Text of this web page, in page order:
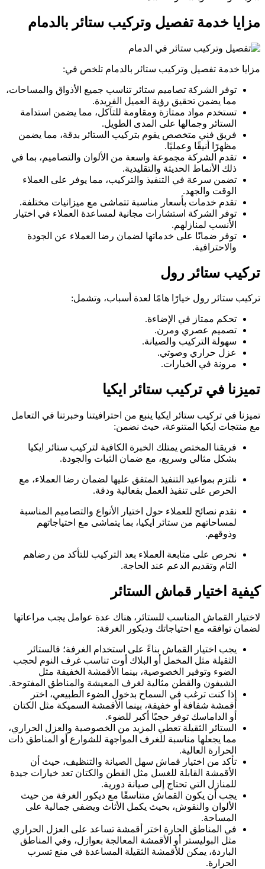
مزايا خدمة تفصيل وتركيب ستائر بالدمام
مزايا خدمة تفصيل وتركيب ستائر بالدمام تلخص في:
توفر الشركة تصاميم ستائر تناسب جميع الأذواق والمساحات،
مما يضمن تحقيق رؤية العميل الفريدة.
تستخدم مواد ممتازة ومقاومة للتآكل، مما يضمن استدامة
الستائر وجمالها على المدى الطويل.
فريق فني متخصص يقوم بتركيب الستائر بدقة، مما يضمن
مظهرًا أنيقًا وعمليًا.
تقدم الشركة مجموعة واسعة من الألوان والتصاميم، بما في
ذلك الأنماط الحديثة والتقليدية.
تضمن سرعة في التنفيذ والتركيب، مما يوفر على العملاء
الوقت والجهد.
تقدم خدمات بأسعار مناسبة تتماشى مع ميزانيات مختلفة.
توفر الشركة استشارات مجانية لمساعدة العملاء في اختيار
الأنسب لمنازلهم.
توفر ضمانًا على خدماتها لضمان رضا العملاء عن الجودة
والاحترافية.
تركيب ستائر رول
تركيب ستائر رول خيارًا هامًا لعدة أسباب، وتشمل:
تحكم ممتاز في الإضاءة.
تصميم عصري ومرن.
سهولة التركيب والصيانة.
عزل حراري وصوتي.
مرونة في الخيارات.
تميزنا في تركيب ستائر ايكيا
تميزنا في تركيب ستائر ايكيا ينبع من احترافيتنا وخبرتنا في التعامل
مع منتجات ايكيا المتنوعة، حيث نضمن:
فريقنا المختص يمتلك الخبرة الكافية لتركيب ستائر ايكيا
بشكل مثالي وسريع، مع ضمان الثبات والجودة.
نلتزم بمواعيد التنفيذ المتفق عليها لضمان رضا العملاء، مع
الحرص على تنفيذ العمل بفعالية ودقة.
نقدم نصائح للعملاء حول اختيار الأنواع والتصاميم المناسبة
لمساحاتهم من ستائر ايكيا، بما يتماشى مع احتياجاتهم
وذوقهم.
نحرص على متابعة العملاء بعد التركيب للتأكد من رضاهم
التام وتقديم الدعم عند الحاجة.
كيفية اختيار قماش الستائر
لاختيار القماش المناسب للستائر، هناك عدة عوامل يجب مراعاتها
لضمان توافقه مع احتياجاتك وديكور الغرفة:
يجب اختيار القماش بناءً على استخدام الغرفة؛ فالستائر
الثقيلة مثل المخمل أو البلاك أوت تناسب غرف النوم لحجب
الضوء وتوفير الخصوصية، بينما الأقمشة الخفيفة مثل
الشيفون والقطن مثالية لغرف المعيشة والمناطق المفتوحة.
إذا كنت ترغب في السماح بدخول الضوء الطبيعي، اختر
أقمشة شفافة أو خفيفة، بينما الأقمشة السميكة مثل الكتان
أو الداماسك توفر حجبًا أكبر للضوء.
الستائر الثقيلة تعطي المزيد من الخصوصية والعزل الحراري،
مما يجعلها مناسبة للغرف المواجهة للشوارع أو المناطق ذات
الحرارة العالية.
تأكد من اختيار قماش سهل الصيانة والتنظيف، حيث أن
الأقمشة القابلة للغسل مثل القطن والكتان تعد خيارات جيدة
للمنازل التي تحتاج إلى صيانة دورية.
يجب أن يكون القماش متناسقًا مع ديكور الغرفة من حيث
الألوان والنقوش، بحيث يكمل الأثاث ويضفي جمالية على
المساحة.
في المناطق الحارة اختر أقمشة تساعد على العزل الحراري
مثل البوليستر أو الأقمشة المعالجة بعوازل، وفي المناطق
الباردة، يمكن للأقمشة الثقيلة المساعدة في منع تسرب
الحرارة.